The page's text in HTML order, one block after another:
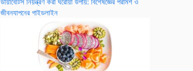
জীবনযাপনের গাইডলাইন